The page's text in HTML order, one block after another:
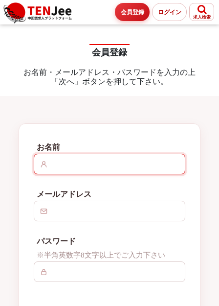
会員登録 ログイン
求人検索
会員登録
お名前・メールアドレス・パスワードを入力の上
「次へ」ボタンを押して下さい。
お名前
メールアドレス
パスワード
※半角英数字8文字以上でご入力下さい